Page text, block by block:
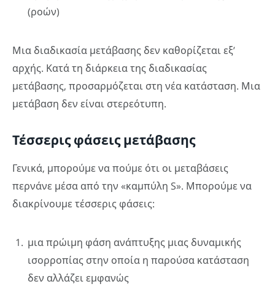
(ροών)
Μια διαδικασία μετάβασης δεν καθορίζεται εξ’
αρχής. Κατά τη διάρκεια της διαδικασίας
μετάβασης, προσαρμόζεται στη νέα κατάσταση. Μια
μετάβαση δεν είναι στερεότυπη.
Τέσσερις φάσεις μετάβασης
Γενικά, μπορούμε να πούμε ότι οι μεταβάσεις
περνάνε μέσα από την «καμπύλη S». Μπορούμε να
διακρίνουμε τέσσερις φάσεις:
μια πρώιμη φάση ανάπτυξης μιας δυναμικής
ισορροπίας στην οποία η παρούσα κατάσταση
δεν αλλάζει εμφανώς